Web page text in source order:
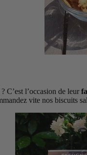
C’est l’occasion de leur
vite nos biscuits